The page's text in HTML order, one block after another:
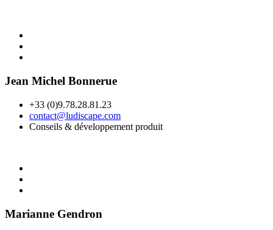
Jean Michel Bonnerue
+33 (0)9.78.28.81.23
contact@ludiscape.com
Conseils & développement produit
Marianne Gendron